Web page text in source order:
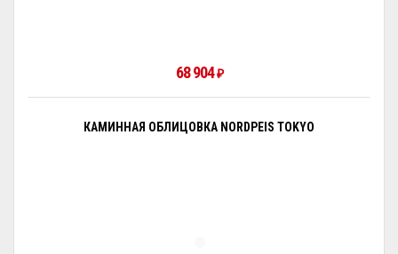
68 904₽
КАМИННАЯ ОБЛИЦОВКА NORDPEIS TOKYO